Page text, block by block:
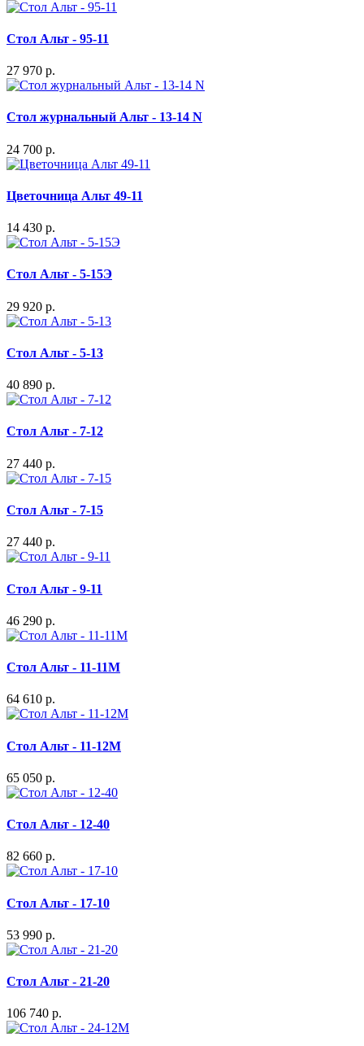
Стол Альт - 95-11
27 970 р.
Стол журнальный Альт - 13-14 N
24 700 р.
Цветочница Альт 49-11
14 430 р.
Стол Альт - 5-15Э
29 920 р.
Стол Альт - 5-13
40 890 р.
Стол Альт - 7-12
27 440 р.
Стол Альт - 7-15
27 440 р.
Стол Альт - 9-11
46 290 р.
Стол Альт - 11-11М
64 610 р.
Стол Альт - 11-12М
65 050 р.
Стол Альт - 12-40
82 660 р.
Стол Альт - 17-10
53 990 р.
Стол Альт - 21-20
106 740 р.